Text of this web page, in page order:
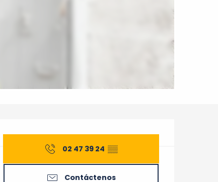
Horarios y datos de
02 47 39 24 ▒▒
Contáctenos